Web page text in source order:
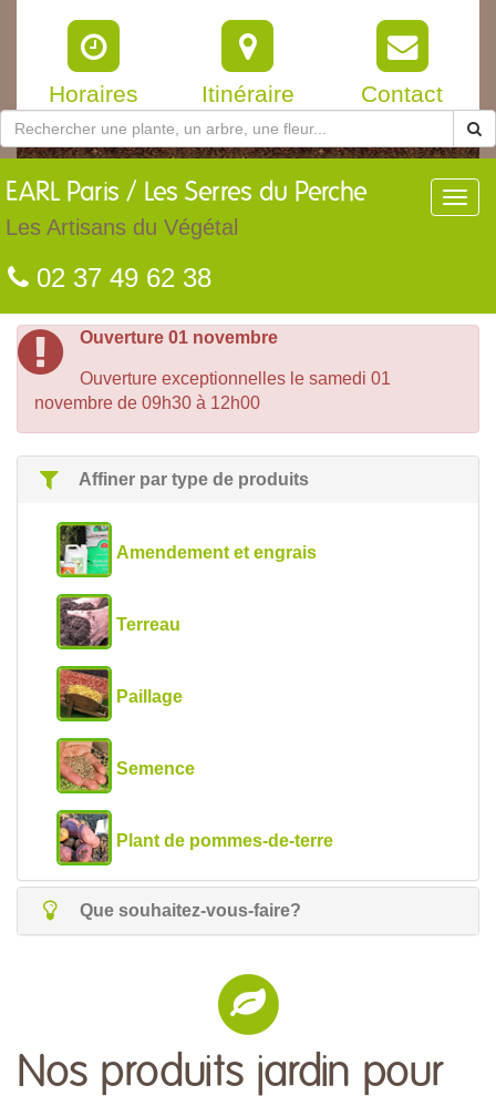
Horaires Itinéraire Contact
EARL Paris / Les Serres du Perche
Les Artisans du Végétal
02 37 49 62 38
Ouverture 01 novembre
Ouverture exceptionnelles le samedi 01
novembre de 09h30 à 12h00
Affiner par type de produits
Amendement et engrais
Terreau
Paillage
Semence
Plant de pommes-de-terre
Que souhaitez-vous-faire?
Nos produits jardin pour